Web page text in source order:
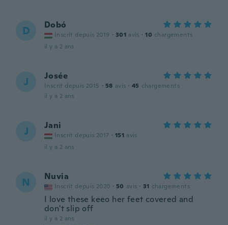
D Dobó
Inscrit depuis 2019 · 301 avis · 10 chargements
il y a 2 ans
J Josée
Inscrit depuis 2015 · 58 avis · 45 chargements
il y a 2 ans
J Jani
Inscrit depuis 2017 · 151 avis
il y a 2 ans
N Nuvia
Inscrit depuis 2020 · 50 avis · 31 chargements
I love these keeo her feet covered and
don't slip off
il y a 2 ans